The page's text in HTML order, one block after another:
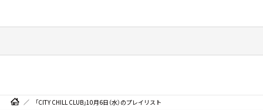
「CITY CHILL CLUB」10月6日（水）のプレイリスト